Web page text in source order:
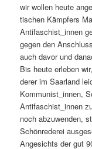
wir wollen heute
tis­chen Kämpfers
Antifaschist_innen
gegen den
auch davor und
Bis heute erleben
der­er im Saar­land
Kommunist_innen,
Antifaschist_innen
noch abzuwen­den,
Schönred­erei
Angesichts der gut